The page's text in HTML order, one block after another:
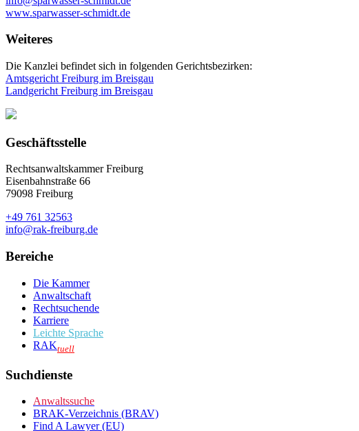
www.sparwasser-schmidt.de
Weiteres
Die Kanzlei befindet sich in folgenden Gerichtsbezirken:
Amtsgericht Freiburg im Breisgau
Landgericht Freiburg im Breisgau
Geschäftsstelle
Rechtsanwaltskammer Freiburg
Eisenbahnstraße 66
79098 Freiburg
+49 761 32563
info@rak-freiburg.de
Bereiche
Die Kammer
Anwaltschaft
Rechtsuchende
Karriere
Leichte Sprache
RAKtuell
Suchdienste
Anwaltssuche
BRAK-Verzeichnis (BRAV)
Find A Lawyer (EU)